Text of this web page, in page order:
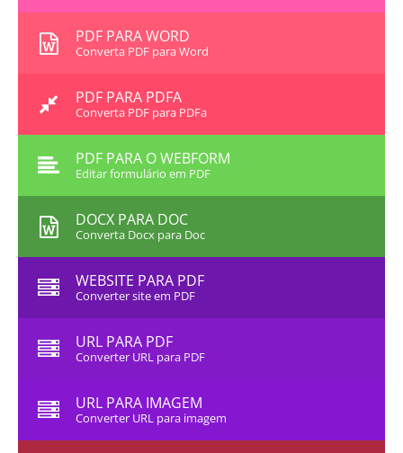
PDF PARA WORD
Converta PDF para Word
PDF PARA PDFA
Converta PDF para PDFa
PDF PARA O WEBFORM
Editar formulário em PDF
DOCX PARA DOC
Converta Docx para Doc
WEBSITE PARA PDF
Converter site em PDF
URL PARA PDF
Converter URL para PDF
URL PARA IMAGEM
Converter URL para imagem